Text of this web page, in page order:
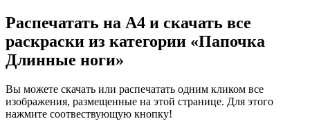
Распечатать на А4 и скачать все
раскраски из категории «Папочка
Длинные ноги»
Вы можете скачать или распечатать одним кликом все
изображения, размещенные на этой странице. Для этого
нажмите соотвествующую кнопку!